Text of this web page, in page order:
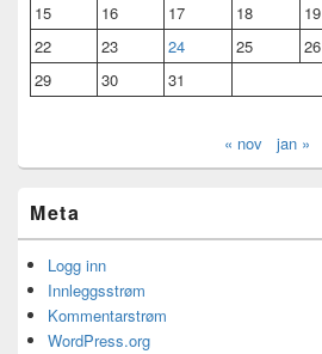
15
16 17 18 19
22
23 24 25 26
29
30 31
« nov jan »
Meta
Logg inn
Innleggsstrøm
Kommentarstrøm
WordPress.org